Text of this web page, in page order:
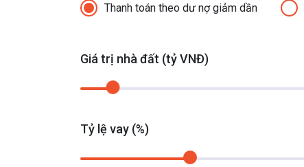
Thanh toán theo dư nợ giảm dần
Giá trị nhà đất (tỷ VNĐ)
Tỷ lệ vay (%)